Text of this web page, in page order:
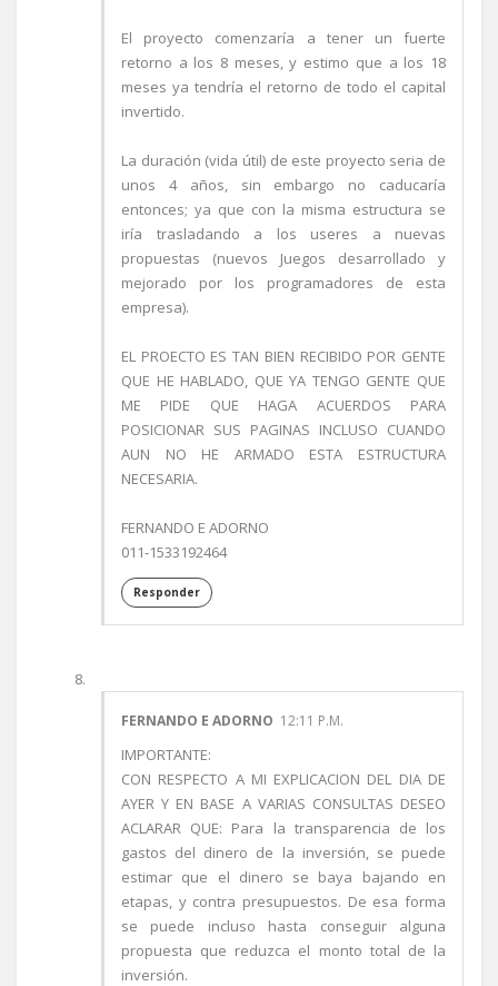
El proyecto comenzaría a tener un fuerte
retorno a los 8 meses, y estimo que a los 18
meses ya tendría el retorno de todo el capital
invertido.
La duración (vida útil) de este proyecto seria de
unos 4 años, sin embargo no caducaría
entonces; ya que con la misma estructura se
iría trasladando a los useres a nuevas
propuestas (nuevos Juegos desarrollado y
mejorado por los programadores de esta
empresa).
EL PROECTO ES TAN BIEN RECIBIDO POR GENTE
QUE HE HABLADO, QUE YA TENGO GENTE QUE
ME PIDE QUE HAGA ACUERDOS PARA
POSICIONAR SUS PAGINAS INCLUSO CUANDO
AUN NO HE ARMADO ESTA ESTRUCTURA
NECESARIA.
FERNANDO E ADORNO
011-1533192464
Responder
FERNANDO E ADORNO 12:11 P.M.
IMPORTANTE:
CON RESPECTO A MI EXPLICACION DEL DIA DE
AYER Y EN BASE A VARIAS CONSULTAS DESEO
ACLARAR QUE: Para la transparencia de los
gastos del dinero de la inversión, se puede
estimar que el dinero se baya bajando en
etapas, y contra presupuestos. De esa forma
se puede incluso hasta conseguir alguna
propuesta que reduzca el monto total de la
inversión.